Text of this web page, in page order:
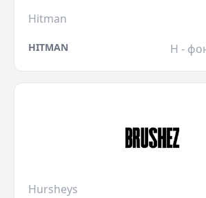
Hitman
HITMAN H -
Hursheys